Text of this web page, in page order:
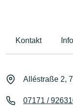
Kontakt Info
Alléstraße 2,
07171 /